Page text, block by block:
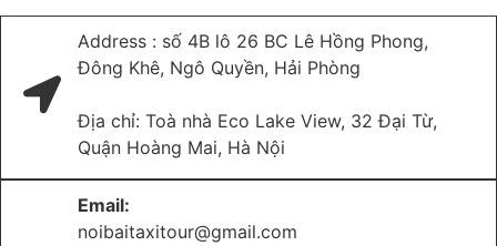
Address : số 4B lô 26 BC Lê Hồng Phong,
Đông Khê, Ngô Quyền, Hải Phòng
Địa chỉ: Toà nhà Eco Lake View, 32 Đại Từ,
Quận Hoàng Mai, Hà Nội
Email:
noibaitaxitour@gmail.com